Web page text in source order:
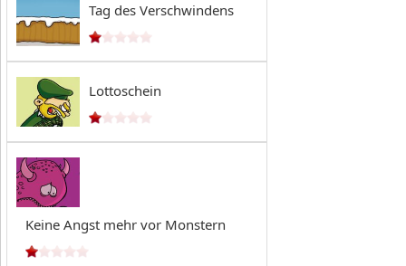
Tag des Verschwindens
Lottoschein
Keine Angst mehr vor Monstern